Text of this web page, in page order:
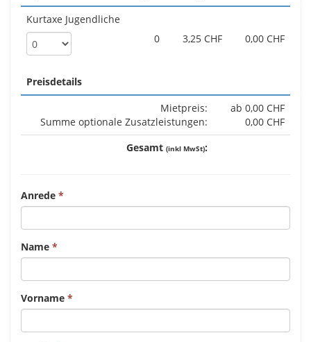
Kurtaxe Jugendliche
0
3,25 CHF 0,00 CHF
Preisdetails
Mietpreis:
Summe optionale Zusatzleistungen:
ab 0,00 CHF
0,00 CHF
Gesamt (inkl MwSt):
Anrede
Name
Vorname